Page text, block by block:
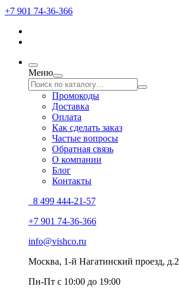
+7 901 74-36-366
Меню
Промокоды
Доставка
Оплата
Как сделать заказ
Частые вопросы
Обратная связь
О компании
Блог
Контакты
8 499 444-21-57
+7 901 74-36-366
info@vishco.ru
Москва, 1-й Нагатинский проезд, д.2
Пн-Пт с 10:00 до 19:00